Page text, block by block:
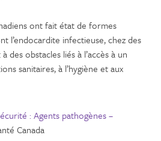
ont fait état de formes
l’endocardite infectieuse, chez des
des obstacles liés à l’accès à un
sanitaires, à l’hygiène et aux
: Agents pathogènes –
Canada